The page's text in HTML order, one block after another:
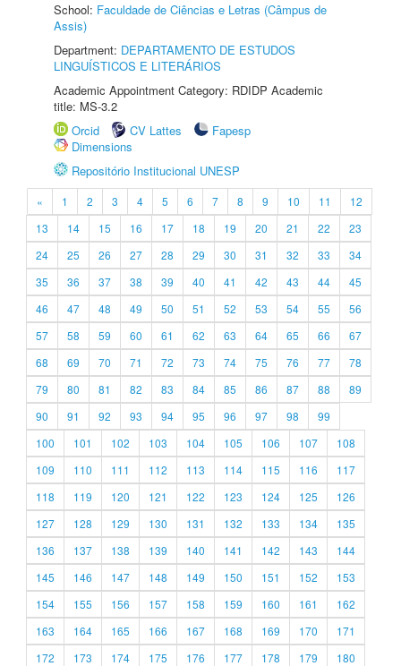
School: Faculdade de Ciências e Letras (Câmpus de
Assis)
Department: DEPARTAMENTO DE ESTUDOS
LINGUÍSTICOS E LITERÁRIOS
Academic Appointment Category: RDIDP Academic
title: MS-3.2
Orcid
CV Lattes
Fapesp
Dimensions
Repositório Institucional UNESP
« 1 2 3 4 5 6 7 8 9 10 11
12
13
14 15 16 17 18 19 20 21 22
23
24
25 26 27 28 29 30 31 32 33
34
35
36 37 38 39 40 41 42 43 44
45
46
47 48 49 50 51 52 53 54 55
56
57
58 59 60 61 62 63 64 65 66
67
68
69 70 71 72 73 74 75 76 77
78
79
80 81 82 83 84 85 86 87 88
89
90
91 92 93 94 95 96 97 98
99
100
101 102 103 104 105 106 107
108
109
110 111 112 113 114 115 116
117
118
119 120 121 122 123 124 125
126
127
128 129 130 131 132 133 134
135
136
137 138 139 140 141 142 143
144
145
146 147 148 149 150 151 152
153
154
155 156 157 158 159 160 161
162
163
164 165 166 167 168 169 170
171
172
173 174 175 176 177 178 179
180